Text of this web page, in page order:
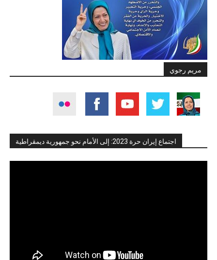
مريم رجوي
اجتماع إيران حرة 2023: إلى الأمام نحو جمهورية ديمقراطية